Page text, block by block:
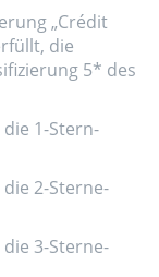
„Crédit
die
5* des
1-Stern-
2-Sterne-
3-Sterne-